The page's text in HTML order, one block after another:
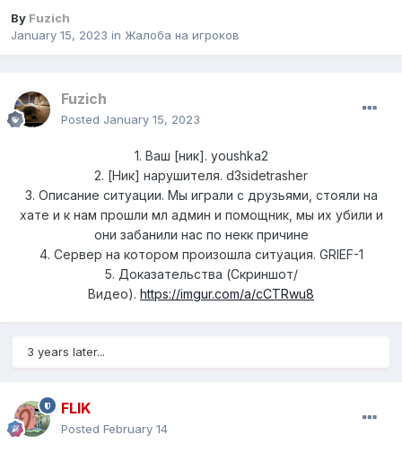
By Fuzich
January 15, 2023 in Жалоба на игроков
Fuzich
Posted January 15, 2023
1. Ваш [ник]. youshka2
2. [Ник] нарушителя. d3sidetrasher
3. Описание ситуации. Мы играли с друзьями, стояли на
хате и к нам прошли мл админ и помощник, мы их убили и
они забанили нас по некк причине
4. Сервер на котором произошла ситуация. GRIEF-1
5. Доказательства (Скриншот/
Видео). https://imgur.com/a/cCTRwu8
3 years later...
FLIK
Posted February 14